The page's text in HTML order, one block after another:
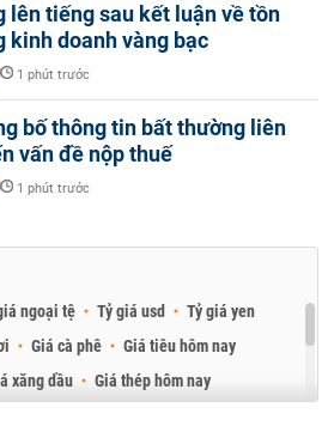
lên tiếng sau kết luận về tồn
kinh doanh vàng bạc
1 phút trước
bố thông tin bất thường liên
vấn đề nộp thuế
1 phút trước
ngoại tệ Tỷ giá usd
Tỷ giá yen
Giá cà phê
Giá tiêu hôm nay
xăng dầu
Giá thép hôm nay